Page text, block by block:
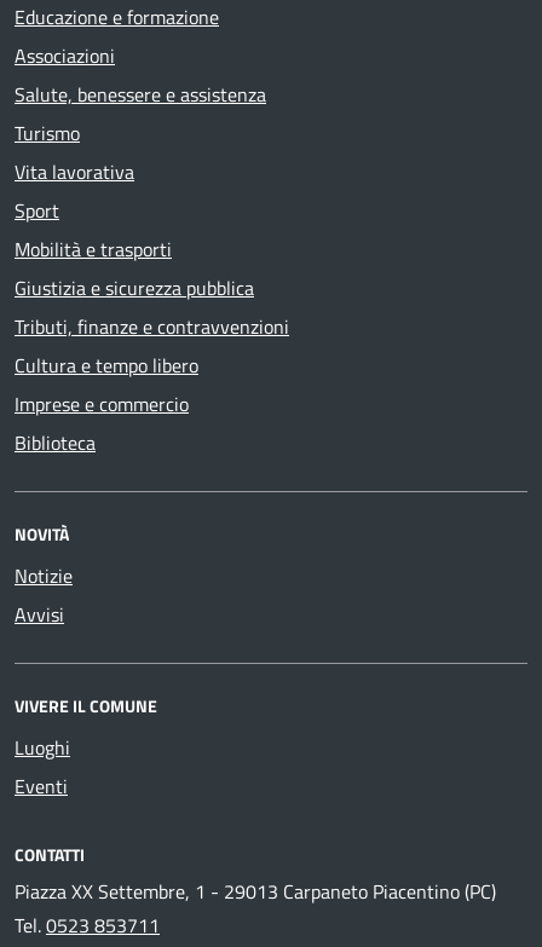
Educazione e formazione
Associazioni
Salute, benessere e assistenza
Turismo
Vita lavorativa
Sport
Mobilità e trasporti
Giustizia e sicurezza pubblica
Tributi, finanze e contravvenzioni
Cultura e tempo libero
Imprese e commercio
Biblioteca
NOVITÀ
Notizie
Avvisi
VIVERE IL COMUNE
Luoghi
Eventi
CONTATTI
Piazza XX Settembre, 1 - 29013 Carpaneto Piacentino (PC)
Tel.0523 853711